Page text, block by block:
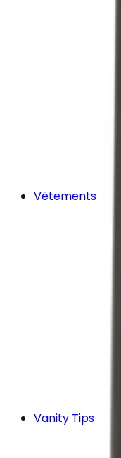
Vêtements
Vanity Tips